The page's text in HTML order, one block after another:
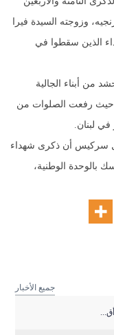
وزوجته السيدة فيرا
الذين سقطوا في
من أبناء الجالية
حيث رفعت الصلوات من
لبنان.
سركيس أن ذكرى شهداء
بالوحدة الوطنية،
جميع الأخبار